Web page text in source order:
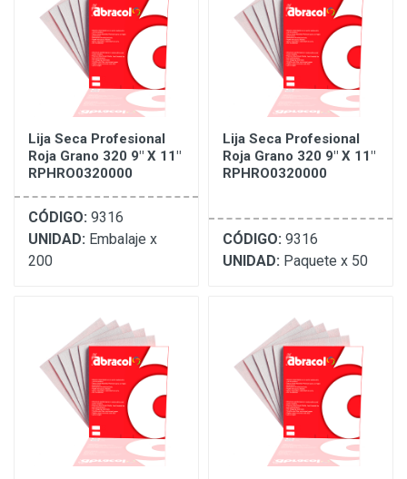
Lija Seca Profesional
Roja Grano 320 9" X 11"
RPHRO0320000
CÓDIGO: 9316
UNIDAD: Embalaje x
200
Lija Seca Profesional
Roja Grano 320 9" X 11"
RPHRO0320000
CÓDIGO: 9316
UNIDAD: Paquete x 50